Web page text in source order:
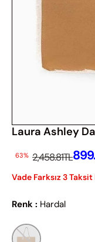
Laura Ashley
63% İndirimsiz Fiyat
2,458.81TL
Vade Farksız 3 Taksit
Renk : Hardal